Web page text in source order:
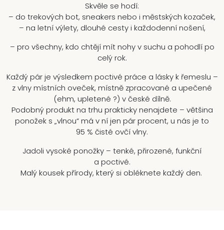
Skvěle se hodí:
– do trekových bot, sneakers nebo i městských kozaček,
– na letní výlety, dlouhé cesty i každodenní nošení,
– pro všechny, kdo chtějí mít nohy v suchu a pohodlí po
celý rok.
Každý pár je výsledkem poctivé práce a lásky k řemeslu –
z vlny místních oveček, místně zpracované a upečené
(ehm, upletené ?) v české dílně.
Podobný produkt na trhu prakticky nenajdete – většina
ponožek s „vlnou“ má v ní jen pár procent, u nás je to
95 % čisté ovčí vlny.
Jadoli vysoké ponožky – tenké, přirozené, funkční
a poctivé.
Malý kousek přírody, který si obléknete každý den.